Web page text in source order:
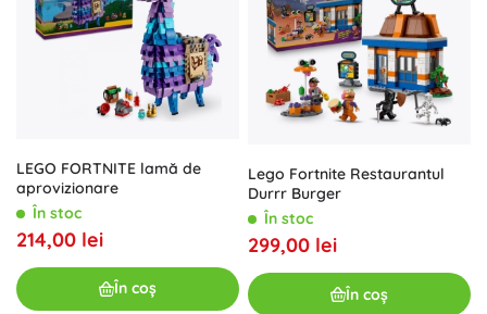
fanii jocului. Creați-vă echipa de eroi și personajele din
Fortnite, gândiți echipamentul și bazele și transformați
ideile în construcții reale. Această categorie este, de
asemenea, un cadou grozav
pentru constructorii mici și
mari – alegeți setul LEGO Fortnite preferat și bucurați-vă de
LEGO FORTNITE lamă de
aprovizionare
În stoc
214,00 lei
În coș
Lego Fortnite Restaurantul
Durrr Burger
În stoc
299,00 lei
În coș